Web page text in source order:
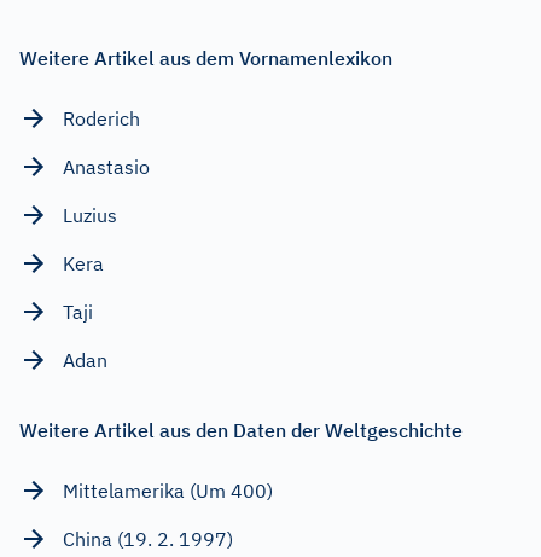
Weitere Artikel aus dem Vornamenlexikon
Roderich
Anastasio
Luzius
Kera
Taji
Adan
Weitere Artikel aus den Daten der Weltgeschichte
Mittelamerika (Um 400)
China (19. 2. 1997)